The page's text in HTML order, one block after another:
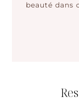
beauté dans